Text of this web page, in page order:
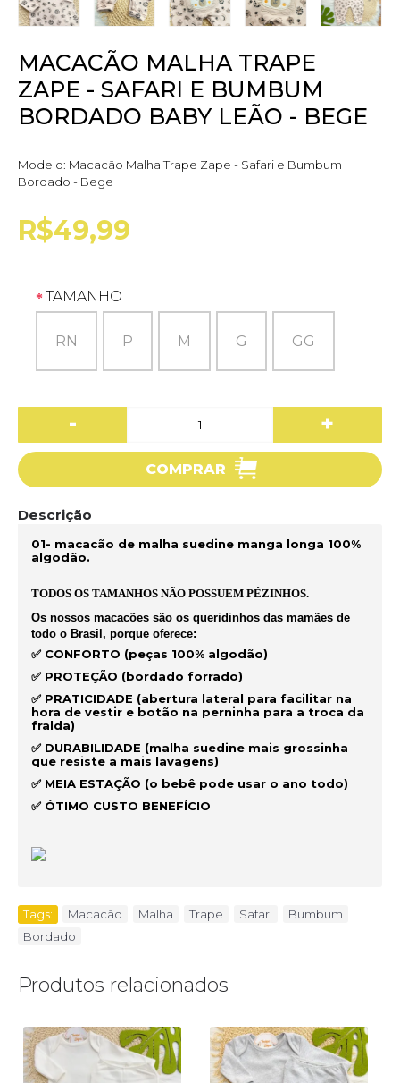
MACACÃO MALHA TRAPE
ZAPE - SAFARI E BUMBUM
BORDADO BABY LEÃO - BEGE
Modelo: Macacão Malha Trape Zape - Safari e Bumbum
Bordado - Bege
R$49,99
TAMANHO
RN P M G GG
- +
COMPRAR
Descrição
01- macacão de malha suedine manga longa 100%
algodão.
TODOS OS TAMANHOS NÃO POSSUEM PÉZINHOS.
Os nossos macacões são os queridinhos das mamães de
todo o Brasil, porque oferece:
✅ CONFORTO (peças 100% algodão)
✅ PROTEÇÃO (bordado forrado)
✅ PRATICIDADE (abertura lateral para facilitar na
hora de vestir e botão na perninha para a troca da
fralda)
✅ DURABILIDADE (malha suedine mais grossinha
que resiste a mais lavagens)
✅ MEIA ESTAÇÃO (o bebê pode usar o ano todo)
✅ ÓTIMO CUSTO BENEFÍCIO
Tags: Macacão Malha Trape Safari Bumbum
Bordado
Produtos relacionados